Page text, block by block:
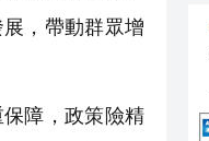
，帶動群眾增
障，政策險精